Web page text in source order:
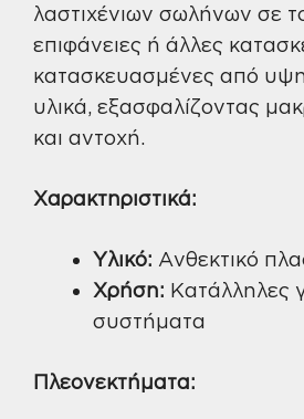
λαστιχένιων σωλήνων σε
επιφάνειες ή άλλες
κατασκευασμένες από
υλικά, εξασφαλίζοντας
και αντοχή.
Χαρακτηριστικά:
Υλικό: Ανθεκτικό
Χρήση: Κατάλληλες
συστήματα
Πλεονεκτήματα: